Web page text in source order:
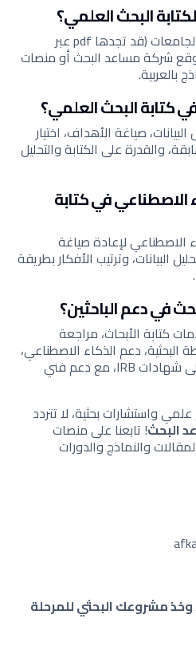
البحث العلمي؟
نعم، هناك نماذج متبعة في الجامعات (قد تجدها pdf عبر
شركة مساعد البحث أو منصات
كتابة البحث العلمي؟
صياغة الأهداف، اختيار
والقدرة على الكتابة والتحليل
في كتابة
لإعادة صياغة
البيانات، وترتيب الأفكار بطريقة
في دعم الباحثين؟
كتابة الأبحاث، مراجعة
البحثية، دعم الذكاء الاصطناعي،
استخراج التقارير، والحصول على شهادات IRB، مع دعم فني
واستشارات بحثية، لا تتردد
! تابعنا على منصات
والنماذج والدورات
مشروعك البحثي للمرحلة